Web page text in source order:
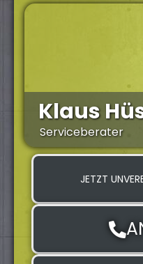
Klaus
Serviceberater
JETZT